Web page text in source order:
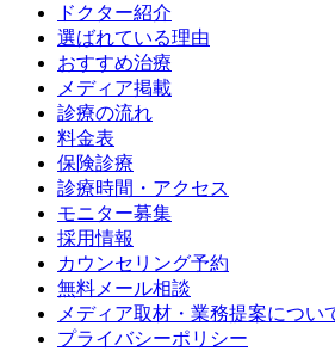
ドクター紹介
選ばれている理由
おすすめ治療
メディア掲載
診療の流れ
料金表
保険診療
診療時間・アクセス
モニター募集
採用情報
カウンセリング予約
無料メール相談
メディア取材・業務提案につい
プライバシーポリシー